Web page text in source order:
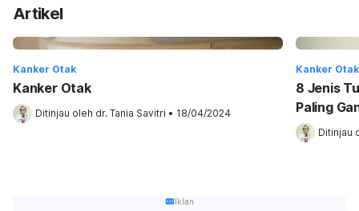
Artikel
Kanker Otak
Kanker Otak
Ditinjau oleh dr. Tania Savitri • 18/04/2024
Kanker Otak
8 Jenis
Paling
Ditinjau
Iklan